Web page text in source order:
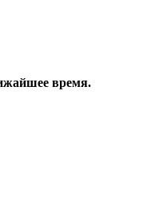
время.